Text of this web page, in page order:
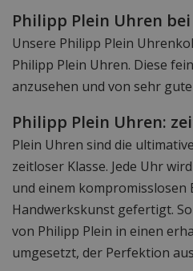
Philipp Plein Uhren
Unsere Philipp Plein
Philipp Plein Uhren. Diese
anzusehen und von sehr
Philipp Plein Uhren:
Plein Uhren sind die
zeitloser Klasse. Jede Uhr
und einem kompromisslosen
Handwerkskunst gefertigt.
von Philipp Plein in einen
umgesetzt, der Perfektion